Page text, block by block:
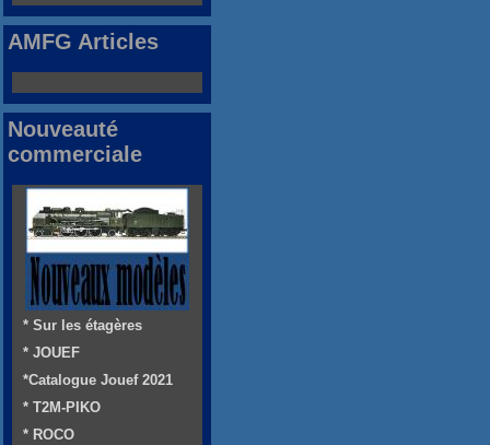
AMFG Articles
Nouveauté
commerciale
* Sur les étagères
* JOUEF
*Catalogue Jouef 2021
* T2M-PIKO
* ROCO